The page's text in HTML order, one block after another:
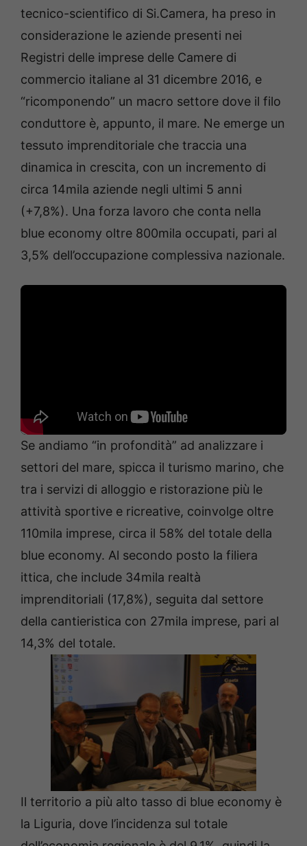
tecnico-scientifico di Si.Camera, ha preso in
considerazione le aziende presenti nei
Registri delle imprese delle Camere di
commercio italiane al 31 dicembre 2016, e
“ricomponendo” un macro settore dove il filo
conduttore è, appunto, il mare. Ne emerge un
tessuto imprenditoriale che traccia una
dinamica in crescita, con un incremento di
circa 14mila aziende negli ultimi 5 anni
(+7,8%). Una forza lavoro che conta nella
blue economy oltre 800mila occupati, pari al
3,5% dell’occupazione complessiva nazionale.
Se andiamo “in profondità” ad analizzare i
settori del mare, spicca il turismo marino, che
tra i servizi di alloggio e ristorazione più le
attività sportive e ricreative, coinvolge oltre
110mila imprese, circa il 58% del totale della
blue economy. Al secondo posto la filiera
ittica, che include 34mila realtà
imprenditoriali (17,8%), seguita dal settore
della cantieristica con 27mila imprese, pari al
14,3% del totale.
Il territorio a più alto tasso di blue economy è
la Liguria, dove l’incidenza sul totale